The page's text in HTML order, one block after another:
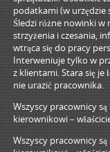
podatkami (w
Śledzi różne nowinki w
strzyżenia i czesania,
wtrąca się do pracy
Interweniuje tylko w
z klientami. Stara się je
nie urazić pracownika.
Wszyscy pracownicy
kierownikowi –
Wszyscy pracownicy